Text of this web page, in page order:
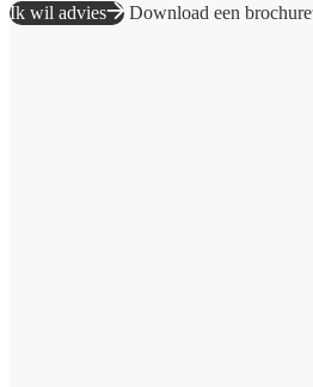
Ik wil advies Download een brochure